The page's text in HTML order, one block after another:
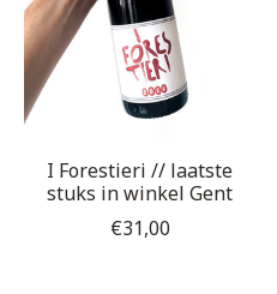
I Forestieri // laatste
stuks in winkel Gent
€31,00